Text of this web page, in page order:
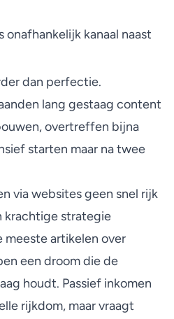
onafhankelijk kanaal naast
dan perfectie.
lang gestaag content
overtreffen bijna
starten maar na twee
via websites geen snel rijk
krachtige strategie
meeste artikelen over
een droom die de
houdt. Passief inkomen
rijkdom, maar vraagt